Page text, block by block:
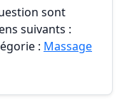
sont
suivants :
: Massage